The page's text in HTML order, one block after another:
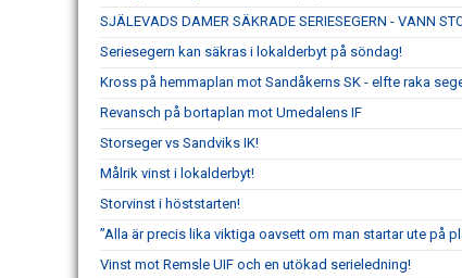
SJÄLEVADS DAMER SÄKRADE SERIESEGERN - VANN
Seriesegern kan säkras i lokalderbyt på söndag!
Kross på hemmaplan mot Sandåkerns SK - elfte raka
Revansch på bortaplan mot Umedalens IF
Storseger vs Sandviks IK!
Målrik vinst i lokalderbyt!
Storvinst i höststarten!
”Alla är precis lika viktiga oavsett om man startar ute på
Vinst mot Remsle UIF och en utökad serieledning!